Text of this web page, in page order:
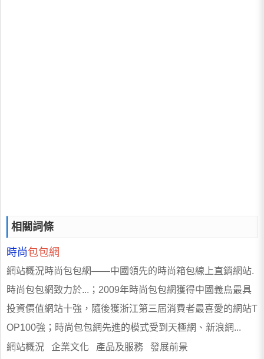
相關詞條
時尚包包網
網站概況時尚包包網——中國領先的時尚箱包線上直銷網站.
時尚包包網致力於...；2009年時尚包包網獲得中國義烏最具
投資價值網站十強，隨後獲浙江第三屆消費者最喜愛的網站T
OP100強；時尚包包網先進的模式受到天極網、新浪網...
網站概況 企業文化 產品及服務 發展前景